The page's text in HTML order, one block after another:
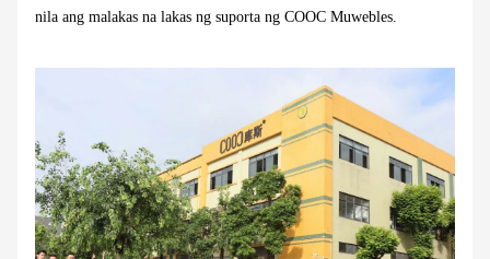
nila ang malakas na lakas ng suporta ng COOC Muwebles.